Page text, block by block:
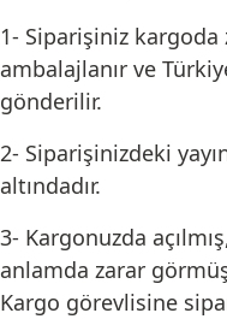
1- Siparişiniz
ambalajlanır ve
gönderilir.
2- Siparişinizdeki
altındadır.
3- Kargonuzda
anlamda zarar
Kargo görevlisine